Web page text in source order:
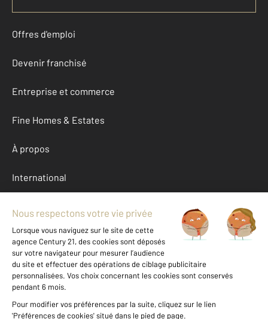
Offres d'emploi
Devenir franchisé
Entreprise et commerce
Fine Homes & Estates
À propos
International
Mentions légales & CGU et Barèmes d'honoraires
Données personnelles